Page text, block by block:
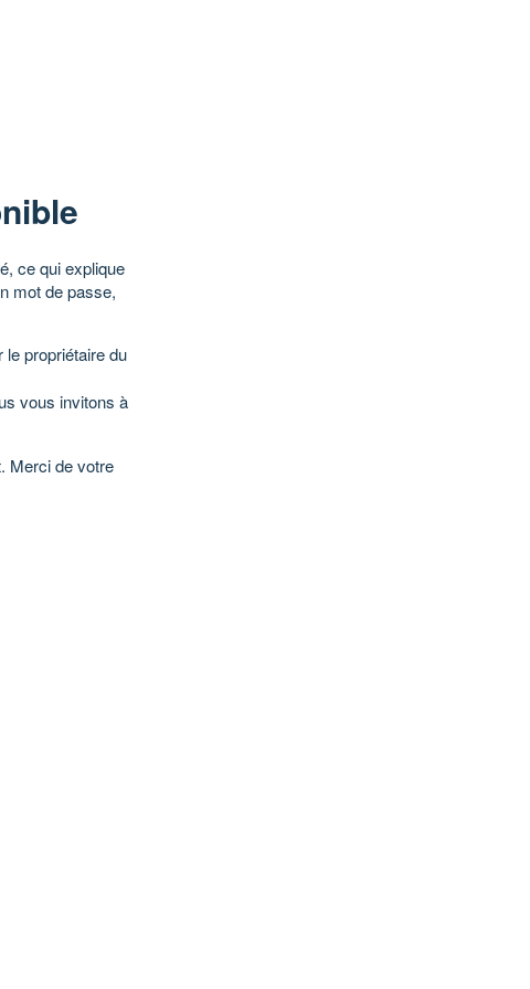
ce qui explique
mot de passe,
propriétaire du
vous invitons à
Merci de votre